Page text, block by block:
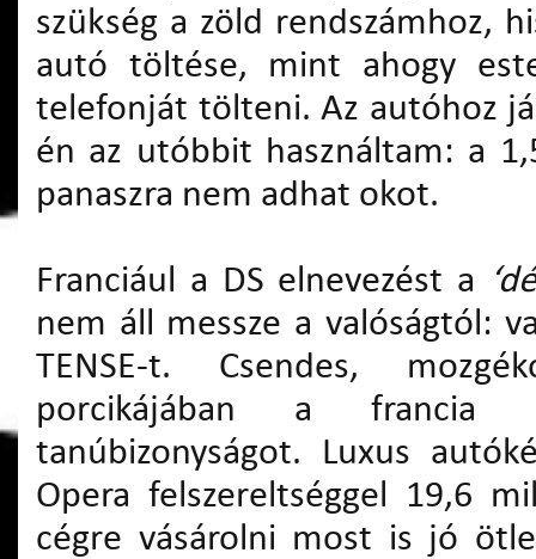
szükség a zöld rendszámhoz,
autó töltése, mint ahogy
telefonját tölteni. Az autóhoz
én az utóbbit használtam: a
panaszra nem adhat okot.
Franciául a DS elnevezést a
nem áll messze a valóságtól:
TENSE-t. Csendes,
porcikájában a francia
tanúbizonyságot. Luxus
Opera felszereltséggel 19,6
cégre vásárolni most is jó